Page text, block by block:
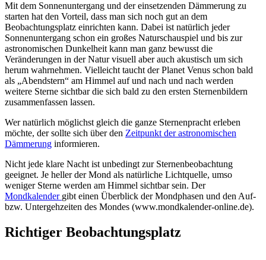
Mit dem Sonnenuntergang und der einsetzenden Dämmerung zu
starten hat den Vorteil, dass man sich noch gut an dem
Beobachtungsplatz einrichten kann. Dabei ist natürlich jeder
Sonnenuntergang schon ein großes Naturschauspiel und bis zur
astronomischen Dunkelheit kann man ganz bewusst die
Veränderungen in der Natur visuell aber auch akustisch um sich
herum wahrnehmen. Vielleicht taucht der Planet Venus schon bald
als „Abendstern“ am Himmel auf und nach und nach werden
weitere Sterne sichtbar die sich bald zu den ersten Sternenbildern
zusammenfassen lassen.
Wer natürlich möglichst gleich die ganze Sternenpracht erleben
möchte, der sollte sich über den Zeitpunkt der astronomischen
Dämmerung informieren.
Nicht jede klare Nacht ist unbedingt zur Sternenbeobachtung
geeignet. Je heller der Mond als natürliche Lichtquelle, umso
weniger Sterne werden am Himmel sichtbar sein. Der
Mondkalender gibt einen Überblick der Mondphasen und den Auf-
bzw. Untergehzeiten des Mondes (www.mondkalender-online.de).
Richtiger Beobachtungs­platz